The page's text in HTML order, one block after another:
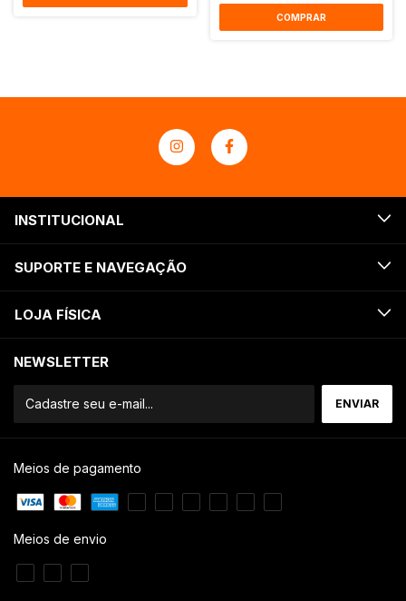
COMPRAR
INSTITUCIONAL
SUPORTE E NAVEGAÇÃO
LOJA FÍSICA
NEWSLETTER
Meios de pagamento
Meios de envio